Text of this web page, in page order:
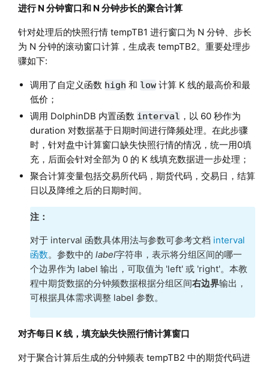
进行 N 分钟窗口和 N 分钟步长的聚合计算
针对处理后的快照行情 tempTB1 进行窗口为 N 分钟、步长
为 N 分钟的滚动窗口计算，生成表 tempTB2。重要处理步
骤如下:
调用了自定义函数 high 和 low计算 K 线的最高价和最
低价；
调用 DolphinDB 内置函数 interval ，以 60 秒作为
duration 对数据基于日期时间进行降频处理。在此步骤
时，针对盘中计算窗口缺失快照行情的情况，统一用0填
充，后面会针对全部为 0 的 K 线填充数据进一步处理；
聚合计算变量包括交易所代码，期货代码，交易日，结算
日以及降维之后的日期时间。
注：
对于 interval 函数具体用法与参数可参考文档 interval
函数。参数中的 label字符串，表示将分组区间的哪一
个边界作为 label 输出，可取值为 'left' 或 'right'。本教
程中期货数据的分钟频数据根据分组区间右边界输出，
可根据具体需求调整 label 参数。
对齐每日 K 线，填充缺失快照行情计算窗口
对于聚合计算后生成的分钟频表 tempTB2 中的期货代码进